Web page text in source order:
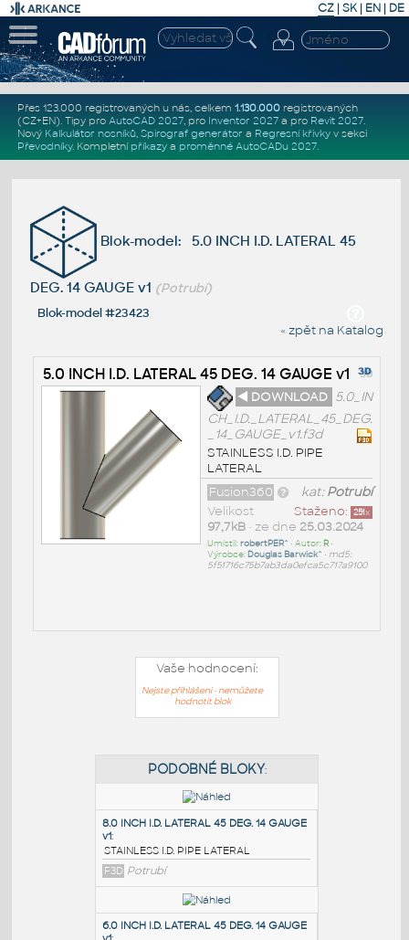
CZ | SK| EN | DE
Přes 123.000 registrovaných u nás, celkem 1.130.000registrovaných
(CZ+EN). Tipy pro AutoCAD 2027, pro Inventor 2027a pro Revit 2027.
Nový Kalkulátor nosníků, Spirograf generátor a Regresní křivkyv sekci
Převodníky. Kompletní příkazya proměnné AutoCADu 2027.
Blok-model: 5.0 INCH I.D. LATERAL 45
DEG. 14 GAUGE v1 (Potrubí)
Blok-model #23423
« zpět na Katalog
5.0 INCH I.D. LATERAL 45 DEG. 14 GAUGE v1
◄ DOWNLOAD 5.0_IN
CH_I.D._LATERAL_45_DEG.
_14_GAUGE_v1.f3d
STAINLESS I.D. PIPE
LATERAL
kat:Potrubí
Fusion360
Staženo: 251x
Velikost
97,7kB• ze dne 25.03.2024
Umístil:robertPER^ • Autor: R•
Výrobce: Douglas Barwick^ • md5:
5f51716c75b7ab3da0efca5c717a9100
Vaše hodnocení:
Nejste přihlášeni - nemůžete
hodnotit blok
PODOBNÉ BLOKY